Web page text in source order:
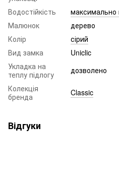
Водостійкість
максимально
Малюнок
дерево
Колір
сірий
Вид замка
Uniclic
Укладка на
теплу підлогу
дозволено
Колекція
бренда
Classic
Відгуки